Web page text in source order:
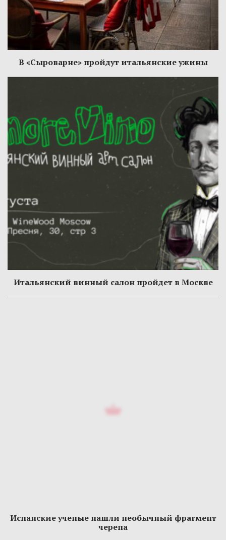
В «Сыроварне» пройдут итальянские ужины
Итальянский винный салон пройдет в Москве
Испанские ученые нашли необычный фрагмент
черепа